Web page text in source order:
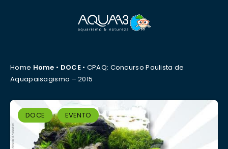
Home Home • DOCE• CPAQ: Concurso Paulista de
Aquapaisagismo – 2015
DOCE EVENTO